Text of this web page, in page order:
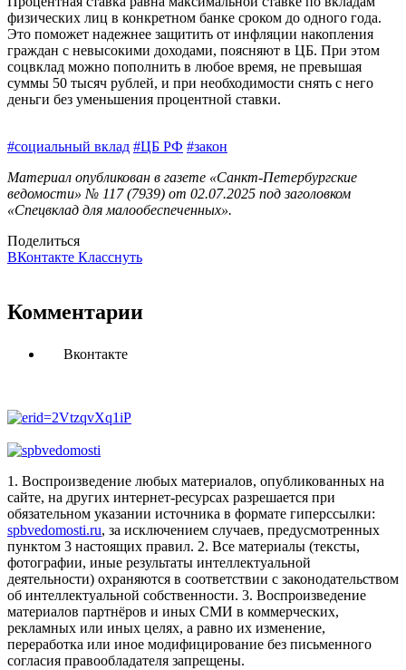
физических лиц в конкретном банке сроком до одного года.
Это поможет надежнее защитить от инфляции накопления
граждан с невысокими доходами, поясняют в ЦБ. При этом
соцвклад можно пополнить в любое время, не превышая
суммы 50 тысяч рублей, и при необходимости снять с него
деньги без уменьшения процентной ставки.
#социальный вклад #ЦБ РФ #закон
Материал опубликован в газете «Санкт-Петербургские
ведомости» № 117 (7939) от 02.07.2025 под заголовком
«Спецвклад для малообеспеченных».
Поделиться
ВКонтакте Класснуть
Комментарии
Вконтакте
1. Воспроизведение любых материалов, опубликованных на
сайте, на других интернет-ресурсах разрешается при
обязательном указании источника в формате гиперссылки:
spbvedomosti.ru, за исключением случаев, предусмотренных
пунктом 3 настоящих правил. 2. Все материалы (тексты,
фотографии, иные результаты интеллектуальной
деятельности) охраняются в соответствии с законодательством
об интеллектуальной собственности. 3. Воспроизведение
материалов партнёров и иных СМИ в коммерческих,
рекламных или иных целях, а равно их изменение,
переработка или иное модифицирование без письменного
согласия правообладателя запрещены.